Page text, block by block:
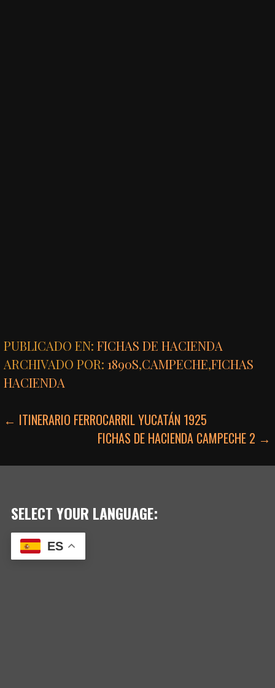
PUBLICADO EN:FICHAS DE HACIENDA
ARCHIVADO POR:1890S,CAMPECHE,FICHAS
HACIENDA
NAVEGACIÓN
← ITINERARIO FERROCARRIL YUCATÁN 1925
FICHAS DE HACIENDA CAMPECHE 2 →
SELECT YOUR LANGUAGE:
ES